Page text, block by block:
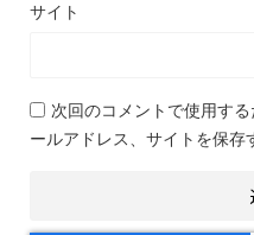
サイト
次回のコメントで使用す
ールアドレス、サイトを保存